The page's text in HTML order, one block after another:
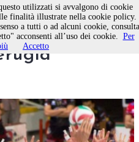
a
utilizzati si avvalgono di cookie
finalità illustrate nella cookie policy.
a tutti o ad alcuni cookie, consulta
acconsenti all’uso dei cookie. Per
Accetto